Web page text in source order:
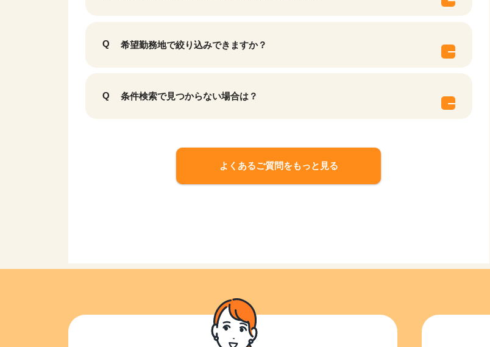
希望勤務地で絞り込みできますか？
条件検索で見つからない場合は？
よくあるご質問をもっと見る
17,050 件